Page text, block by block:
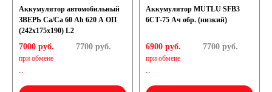
Аккумулятор автомобильный
ЗВЕРЬ Са/Са 60 Ah 620 А ОП
(242x175x190) L2
7000 руб.
при обмене
..
7700руб.
Аккумулятор MUTLU SFB3
6СТ-75 Ач обр. (низкий)
6900 руб.
при обмене
..
7700руб.